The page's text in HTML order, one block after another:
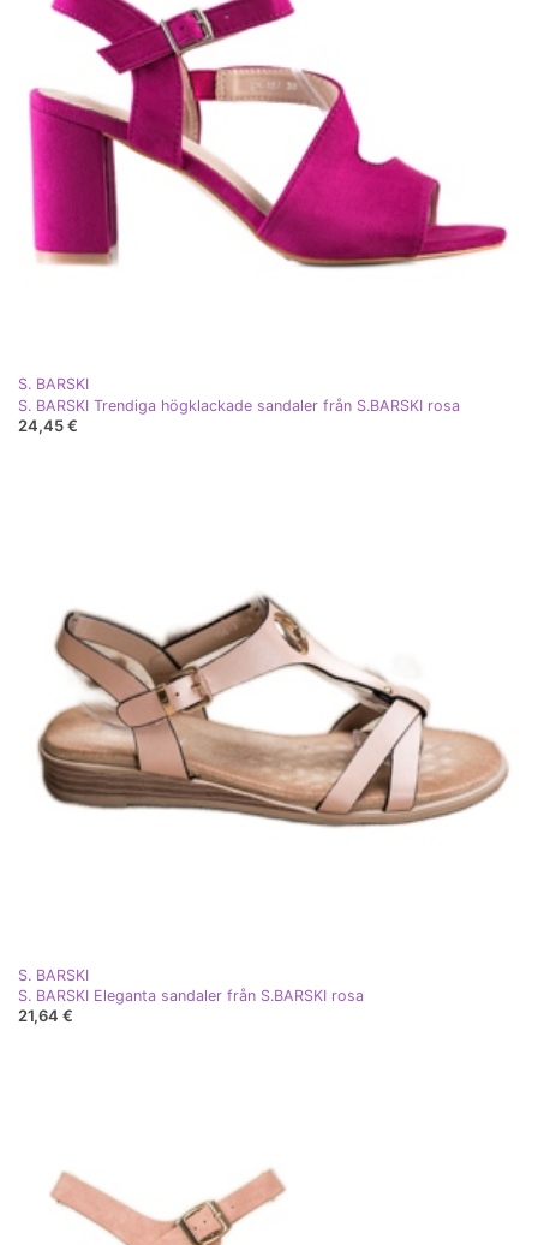
S. BARSKI
S. BARSKI Trendiga högklackade sandaler från S.BARSKI rosa
24,45 €
S. BARSKI
S. BARSKI Eleganta sandaler från S.BARSKI rosa
21,64 €